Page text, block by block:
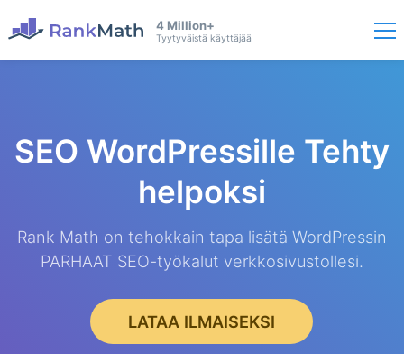
4 Million+
Tyytyväistä käyttäjää
SEO WordPressille Tehty
helpoksi
Rank Math on tehokkain tapa lisätä WordPressin
PARHAAT SEO-työkalut verkkosivustollesi.
LATAA ILMAISEKSI